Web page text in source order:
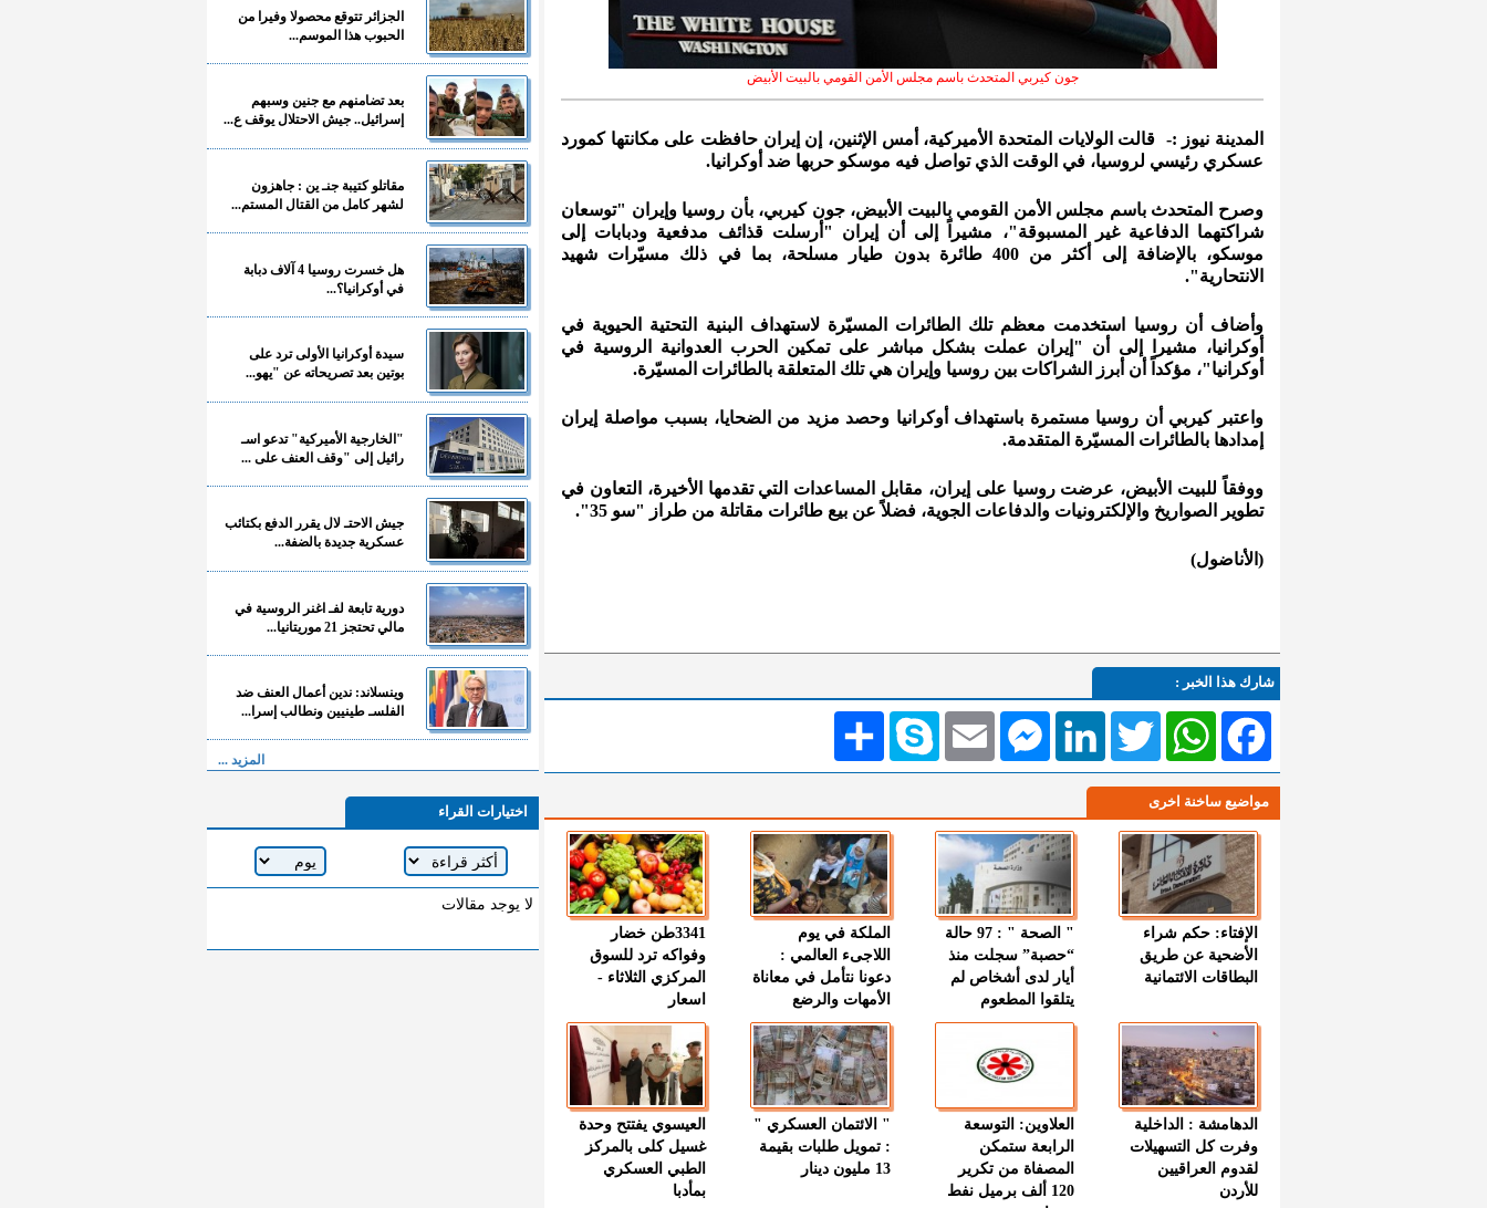
جون كيربي المتحدث باسم مجلس الأمن القومي بالبيت الأبيض
المدينة نيوز :- قالت الولايات المتحدة الأميركية، أمس الإثنين، إن إيران حافظت على مكانتها كمورد
عسكري رئيسي لروسيا، في الوقت الذي تواصل فيه موسكو حربها ضد أوكرانيا.
وصرح المتحدث باسم مجلس الأمن القومي بالبيت الأبيض، جون كيربي، بأن روسيا وإيران "توسعان
شراكتهما الدفاعية غير المسبوقة"، مشيراً إلى أن إيران "أرسلت قذائف مدفعية ودبابات إلى
موسكو، بالإضافة إلى أكثر من 400 طائرة بدون طيار مسلحة، بما في ذلك مسيّرات شهيد
الانتحارية".
وأضاف أن روسيا استخدمت معظم تلك الطائرات المسيّرة لاستهداف البنية التحتية الحيوية في
أوكرانيا، مشيرا إلى أن "إيران عملت بشكل مباشر على تمكين الحرب العدوانية الروسية في
أوكرانيا"، مؤكداً أن أبرز الشراكات بين روسيا وإيران هي تلك المتعلقة بالطائرات المسيّرة.
واعتبر كيربي أن روسيا مستمرة باستهداف أوكرانيا وحصد مزيد من الضحايا، بسبب مواصلة إيران
إمدادها بالطائرات المسيّرة المتقدمة.
ووفقاً للبيت الأبيض، عرضت روسيا على إيران، مقابل المساعدات التي تقدمها الأخيرة، التعاون في
تطوير الصواريخ والإلكترونيات والدفاعات الجوية، فضلاً عن بيع طائرات مقاتلة من طراز "سو 35".
(الأناضول)
شارك هذا الخبر :
انشر Skype EmailMessengerLinkedIn TwitterWhatsAppFacebook
مواضيع ساخنة اخرى
الإفتاء: حكم شراء
الأضحية عن طريق
البطاقات الائتمانية
" الصحة " : 97 حالة
“حصبة” سجلت منذ
أيار لدى أشخاص لم
يتلقوا المطعوم
الملكة في يوم
اللاجىء العالمي :
دعونا نتأمل في معاناة
الأمهات والرضع
3341طن خضار
وفواكه ترد للسوق
المركزي الثلاثاء -
اسعار
الدهامشة : الداخلية
وفرت كل التسهيلات
لقدوم العراقيين
للأردن
العلاوين: التوسعة
الرابعة ستمكن
المصفاة من تكرير
120 ألف برميل نفط
" الائتمان العسكري "
: تمويل طلبات بقيمة
13 مليون دينار
العيسوي يفتتح وحدة
غسيل كلى بالمركز
الطبي العسكري
بمأدبا
الجزائر تتوقع محصولا وفيرا من
الحبوب هذا الموسم...
بعد تضامنهم مع جنين وسبهم
إسرائيل.. جيش الاحتلال يوقف ع...
مقاتلو كتيبة جنـ ين : جاهزون
لشهر كامل من القتال المستم...
هل خسرت روسيا 4 آلاف دبابة
في أوكرانيا؟...
سيدة أوكرانيا الأولى ترد على
بوتين بعد تصريحاته عن "يهو...
"الخارجية الأميركية" تدعو اسـ
رائيل إلى "وقف العنف على ...
جيش الاحتـ لال يقرر الدفع بكتائب
عسكرية جديدة بالضفة...
دورية تابعة لفـ اغنر الروسية في
مالي تحتجز 21 موريتانيا...
وينسلاند: ندين أعمال العنف ضد
الفلسـ طينيين ونطالب إسرا...
المزيد ...
اختيارات القراء
لا يوجد مقالات